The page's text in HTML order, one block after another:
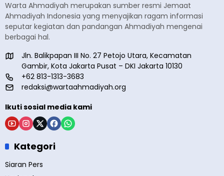
Warta Ahmadiyah merupakan sumber resmi Jemaat
Ahmadiyah Indonesia yang menyajikan ragam informasi
seputar kegiatan dan pandangan Ahmadiyah mengenai
berbagai hal.
Jln. Balikpapan III No. 27 Petojo Utara, Kecamatan
Gambir, Kota Jakarta Pusat – DKI Jakarta 10130
+62 813-1313-3683
redaksi@wartaahmadiyah.org
Ikuti sosial media kami
Kategori
Siaran Pers